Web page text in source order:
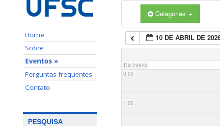
Home
Sobre
Eventos »
Perguntas frequentes
Contato
PESQUISA
Categorias
10 DE ABRIL DE
Dia inteiro
0:00
1:00